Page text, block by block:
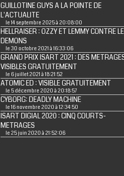
GUILLOTINE GUYS A LA POINTE DE
L'ACTUALITE
le 14 septembre 2025 à 20:08:00
HELLRAISER : OZZY ET LEMMY CONTRE
DEMONS
le 30 octobre 2021 à 16:33:06
GRAND PRIX ISART 2021 : DES
VISIBLES GRATUITEMENT
le 6 juillet 2021 à 18:21:52
ATOMIC ED : VISIBLE GRATUITEMENT
le 5 décembre 2020 à 20:18:57
CYBORG: DEADLY MACHINE
le 16 novembre 2020 à 12:34:50
ISART DIGIAL 2020 : CINQ COURTS-
METRAGES
le 25 juin 2020 à 21:52:06